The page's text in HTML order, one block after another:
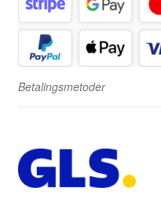
Betalingsmetoder